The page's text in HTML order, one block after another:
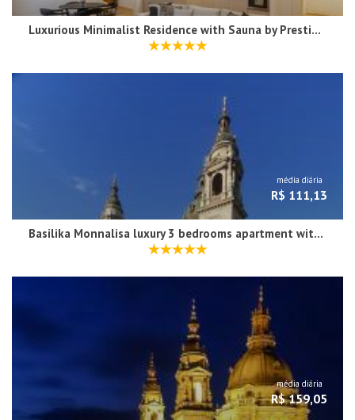
Luxurious Minimalist Residence with Sauna by Prestige Homes
média diária
R$ 111,13
Basilika Monnalisa luxury 3 bedrooms apartment with amazing view NEED RESERVATION X FREE PARKING
média diária
R$ 159,05